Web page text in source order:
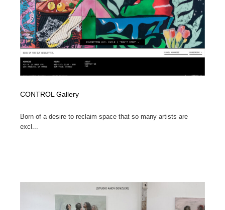
CONTROL Gallery
Born of a desire to reclaim space that so many artists are
excl...